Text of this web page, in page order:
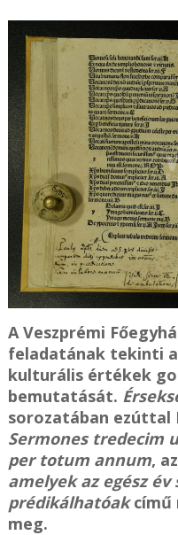
A Veszprémi
feladatának tekinti
kulturális értékek
bemutatását.
sorozatában ezúttal
Sermones tredecim
per totum annum,
amelyek az egész
prédikálhatóakcímű
meg.